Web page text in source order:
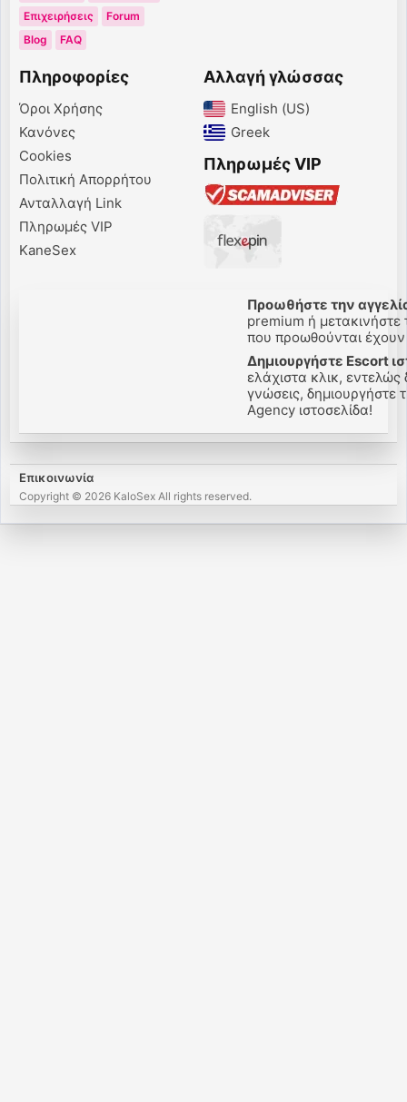
Επιχειρήσεις
Forum
Blog
FAQ
Πληροφορίες
Όροι Χρήσης
Κανόνες
Cookies
Πολιτική Απορρήτου
Ανταλλαγή Link
Πληρωμές VIP
KaneSex
Αλλαγή γλώσσας
English (US)‎
Greek‎
Πληρωμές VIP
Προωθήστε την
premium ή μετακινήστε
που προωθούνται έχουν
Δημιουργήστε Escort
ελάχιστα κλικ,
γνώσεις, δημιουργήστε
Agency ιστοσελίδα!
Επικοινωνία
Copyright © 2026 KaloSex All rights reserved.